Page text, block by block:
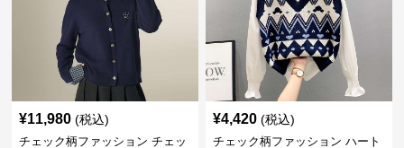
¥11,980 (税込)
チェック柄ファッション チェッ
¥4,420 (税込)
チェック柄ファッション ハート